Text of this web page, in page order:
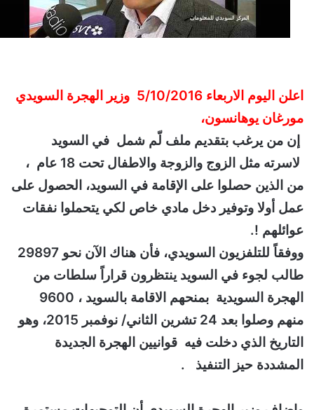
اعلن اليوم الاربعاء 5/10/2016 وزير الهجرة السويدي
مورغان يوهانسون،
إن من يرغب بتقديم ملف لّم شمل في السويد
لاسرته مثل الزوج والزوجة والاطفال تحت 18 عام ،
من الذين حصلوا على الإقامة في السويد، الحصول على
عمل أولا وتوفير دخل مادي خاص لكي يتحملوا نفقات
عوائلهم !.
ووفقاً للتلفزيون السويدي، فأن هناك الآن نحو 29897
طالب لجوء في السويد ينتظرون قراراً سلطات من
الهجرة السويدية بمنحهم الاقامة بالسويد ، 9600
منهم وصلوا بعد 24 تشرين الثاني/ نوفمبر 2015، وهو
التاريخ الذي دخلت فيه قوانيين الهجرة الجديدة
المشددة حيز التنفيذ .